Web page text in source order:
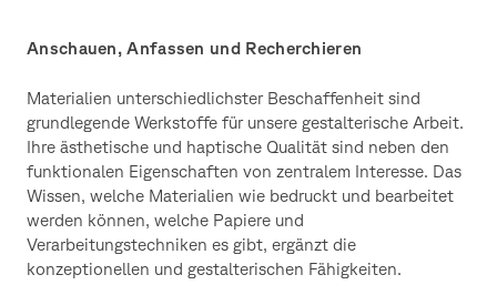
Anschauen, Anfassen und Recherchieren
Materialien unterschiedlichster Beschaffenheit sind
grundlegende Werkstoffe für unsere gestalterische Arbeit.
Ihre ästhetische und haptische Qualität sind neben den
funktionalen Eigenschaften von zentralem Interesse. Das
Wissen, welche Materialien wie bedruckt und bearbeitet
werden können, welche Papiere und
Verarbeitungstechniken es gibt, ergänzt die
konzeptionellen und gestalterischen Fähigkeiten.